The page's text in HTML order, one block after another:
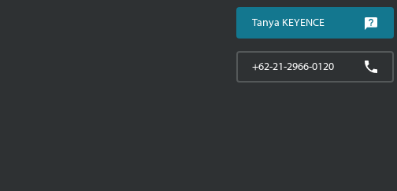
Tanya KEYENCE
+62-21-2966-0120